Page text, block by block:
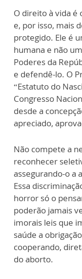
O direito à vida
e, por isso, mais
protegido. Ele é
humana e não
Poderes da
e defendê-lo. O
“Estatuto do
Congresso
desde a
apreciado,
Não compete a
reconhecer
assegurando-o a
Essa
horror só o
poderão jamais
imorais leis que
saúde a
cooperando,
do aborto.